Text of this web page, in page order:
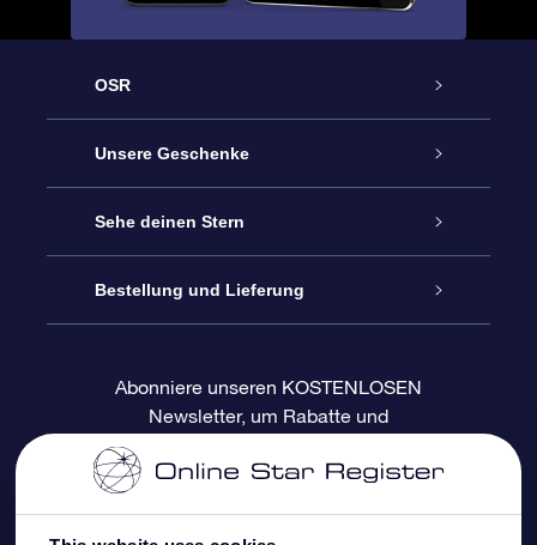
OSR
Service
Kontakt
Blog
Bewertungen
Unsere Geschenke
Sterne schenken
OSR-Geschenkpaket
OSR-Geschenkgutschein
Firmengeschenke
Sehe deinen Stern
Sternregister
Personalisierte Sternseite
One Million Stars
Bestellung und Lieferung
Zahlungsinformationen
Versandinformationen
Abonniere unseren KOSTENLOSEN
Newsletter, um Rabatte und